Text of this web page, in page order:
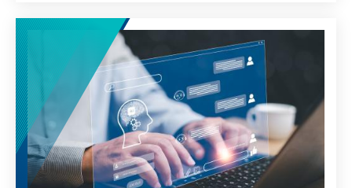
verfassungsrechtliche Grundlage. Das Papier
zeigt: Sonderregelungen für neu
eingewanderte Menschen sind nur zu Beginn
sinnvoll. Später besteht die herausfordernde
Aufgabe der Abgrenzung der Gruppe.